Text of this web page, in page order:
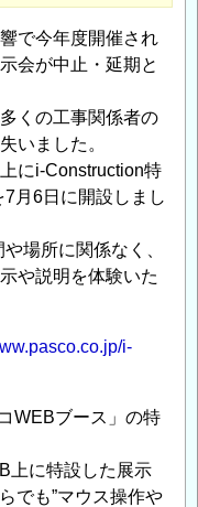
で今年度開催され
会が中止・延期と
くの工事関係者の
いました。
にi-Construction特
月6日に開設しまし
場所に関係なく、
や説明を体験いた
i-
WEBブース」の特
上に特設した展示
でも”マウス操作や